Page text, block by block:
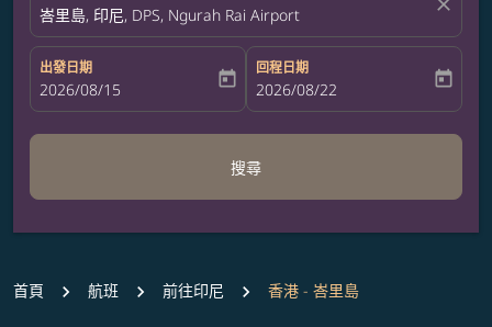
峇里島, 印尼, DPS, Ngurah Rai Airport close
出發日期
fc-booking-departure-date-aria-label
2026/08/15 today
回程日期
fc-booking-return-date-aria-label
2026/08/22 today
搜尋
首頁 航班 前往印尼 香港 - 峇里島